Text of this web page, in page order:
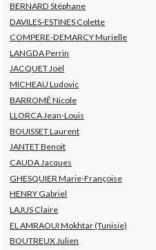
BERNARD Stéphane
DAVILES-ESTINES Colette
COMPERE-DEMARCY Murielle
LANGDA Perrin
JACQUET Joël
MICHEAU Ludovic
BARROMÉ Nicole
LLORCA Jean-Louis
BOUISSET Laurent
JANTET Benoit
CAUDA Jacques
GHESQUIER Marie-Françoise
HENRY Gabriel
LAJUS Claire
EL AMRAOUI Mokhtar (Tunisie)
BOUTREUX Julien